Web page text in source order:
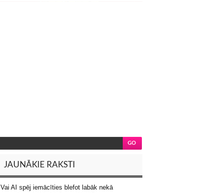
JAUNĀKIE RAKSTI
Vai AI spēj iemācīties blefot labāk nekā